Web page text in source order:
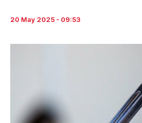
20 May 2025 - 09:53